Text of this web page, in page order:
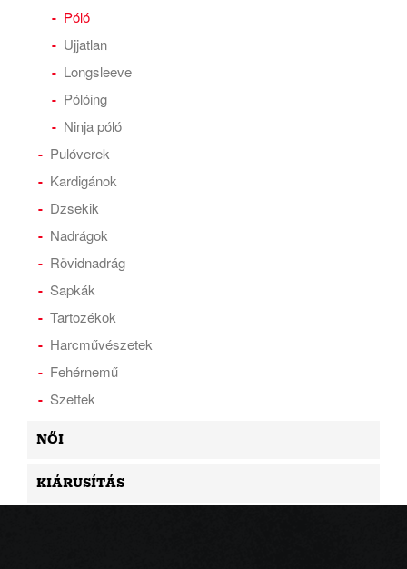
Póló
Ujjatlan
Longsleeve
Pólóing
Ninja póló
Pulóverek
Kardigánok
Dzsekik
Nadrágok
Rövidnadrág
Sapkák
Tartozékok
Harcművészetek
Fehérnemű
Szettek
NŐI
KIÁRUSÍTÁS